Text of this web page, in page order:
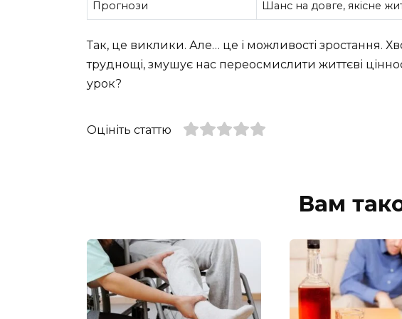
Прогнози Шанс на довге, якісне
Так, це виклики. Але… це і можливості зростання.
труднощі, змушує нас переосмислити життєві
урок?
Оцініть статтю
Вам